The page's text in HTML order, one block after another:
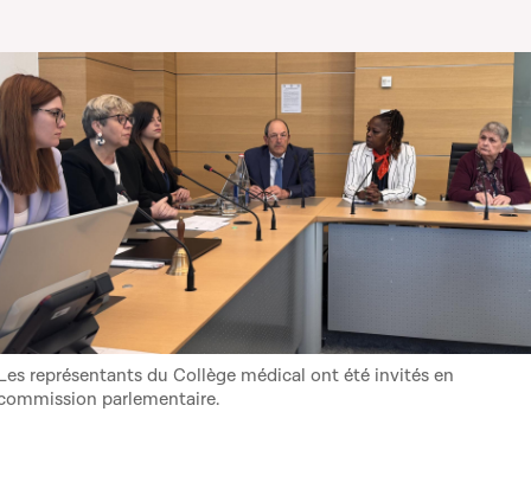
représentants du Collège médical ont été invités en
parlementaire.